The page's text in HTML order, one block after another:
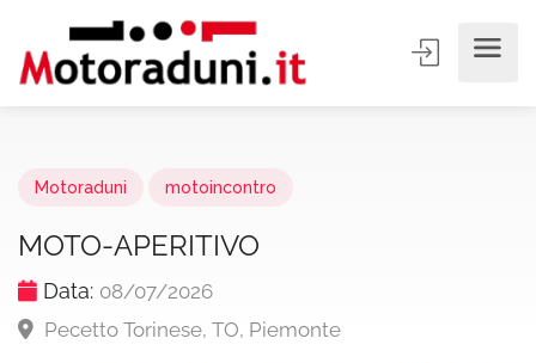
Motoraduni motoincontro
MOTO-APERITIVO
Data: 08/07/2026
Pecetto Torinese, TO, Piemonte